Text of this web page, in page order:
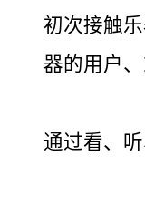
初次接触
器的用户
通过看、